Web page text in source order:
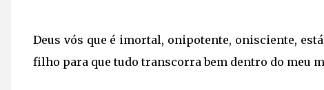
Deus vós que é imortal, onipotente, onisciente,
filho para que tudo transcorra bem dentro do meu